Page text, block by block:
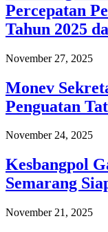
Percepatan
Tahun 2025
November 27, 2025
Monev
Penguatan
November 24, 2025
Kesbangpol
Semarang
November 21, 2025